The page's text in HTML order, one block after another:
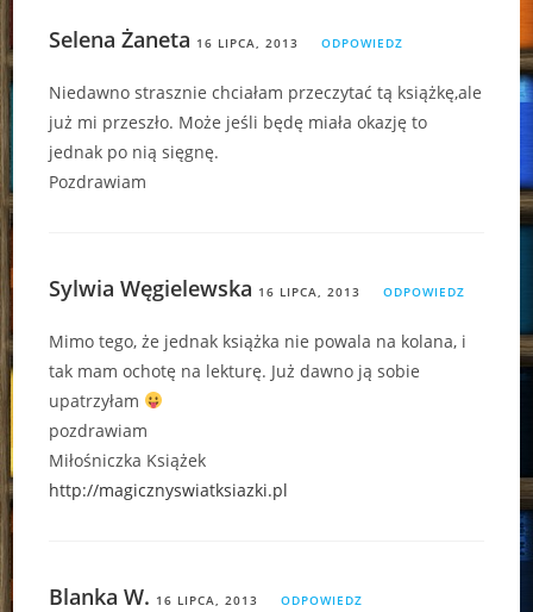
Selena Żaneta 16 LIPCA, 2013 ODPOWIEDZ
Niedawno strasznie chciałam przeczytać tą książkę,ale
już mi przeszło. Może jeśli będę miała okazję to
jednak po nią sięgnę.
Pozdrawiam
Sylwia Węgielewska 16 LIPCA, 2013 ODPOWIEDZ
Mimo tego, że jednak książka nie powala na kolana, i
tak mam ochotę na lekturę. Już dawno ją sobie
upatrzyłam
pozdrawiam
Miłośniczka Książek
http://magicznyswiatksiazki.pl
Blanka W. 16 LIPCA, 2013 ODPOWIEDZ